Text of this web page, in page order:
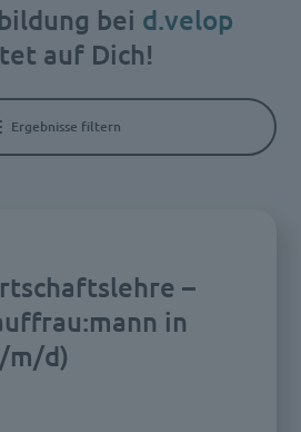
bei d.velop
auf Dich!
Ergebnisse filtern
–
in
m/d)